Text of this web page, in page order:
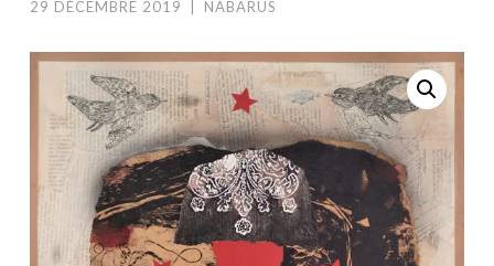
29 DÉCEMBRE 2019 NABARUS